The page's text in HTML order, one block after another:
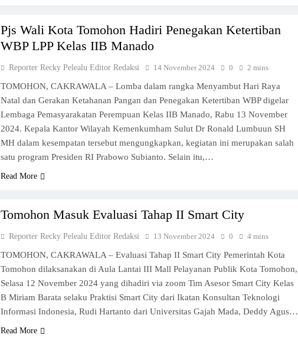
Pjs Wali Kota Tomohon Hadiri Penegakan Ketertiban
WBP LPP Kelas IIB Manado
Reporter Recky Pelealu Editor Redaksi 14 November 2024 0 2 mins
TOMOHON, CAKRAWALA – Lomba dalam rangka Menyambut Hari Raya
Natal dan Gerakan Ketahanan Pangan dan Penegakan Ketertiban WBP digelar
Lembaga Pemasyarakatan Perempuan Kelas IIB Manado, Rabu 13 November
2024. Kepala Kantor Wilayah Kemenkumham Sulut Dr Ronald Lumbuun SH
MH dalam kesempatan tersebut mengungkapkan, kegiatan ini merupakan salah
satu program Presiden RI Prabowo Subianto. Selain itu,…
Read More
Tomohon Masuk Evaluasi Tahap II Smart City
Reporter Recky Pelealu Editor Redaksi 13 November 2024 0 4 mins
TOMOHON, CAKRAWALA – Evaluasi Tahap II Smart City Pemerintah Kota
Tomohon dilaksanakan di Aula Lantai III Mall Pelayanan Publik Kota Tomohon,
Selasa 12 November 2024 yang dihadiri via zoom Tim Asesor Smart City Kelas
B Miriam Barata selaku Praktisi Smart City dari Ikatan Konsultan Teknologi
Informasi Indonesia, Rudi Hartanto dari Universitas Gajah Mada, Deddy Agus…
Read More